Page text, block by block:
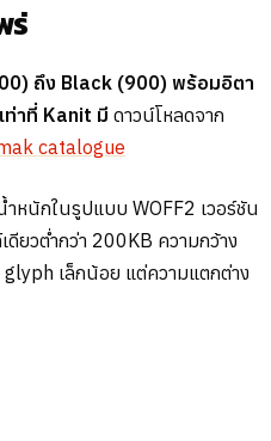
ร่
ถึง Black (900) พร้อมอิตา
ท่าที่ Kanit มี ดาวน์โหลดจาก
catalogue
หนักในรูปแบบ WOFF2 เวอร์ชัน
ยวต่ำกว่า 200KB ความกว้าง
เล็กน้อย แต่ความแตกต่าง